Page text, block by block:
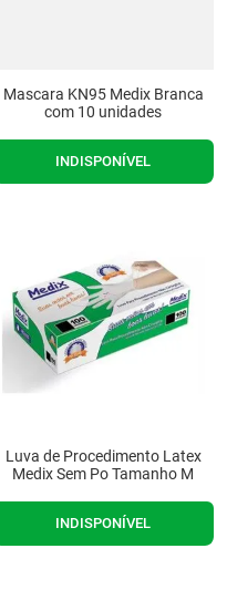
Mascara KN95 Medix Branca
com 10 unidades
INDISPONÍVEL
Luva de Procedimento Latex
Medix Sem Po Tamanho M
INDISPONÍVEL